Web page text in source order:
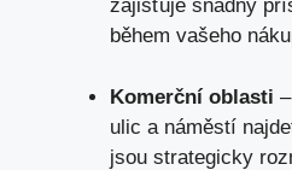
zajišťuje snadný
během vašeho
Komerční oblasti
ulic a náměstí
jsou strategicky